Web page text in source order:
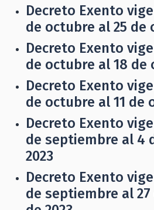
Decreto Exento
de octubre al 25 de
Decreto Exento
de octubre al 18 de
Decreto Exento
de octubre al 11 de
Decreto Exento
de septiembre al 4
2023
Decreto Exento
de septiembre al